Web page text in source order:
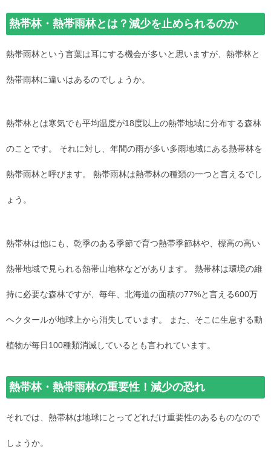
熱帯林・熱帯雨林とは？減少を止められるのか
熱帯雨林という言葉は耳にする機会が多いと思いますが、熱帯林と
熱帯雨林に違いはあるのでしょうか。
熱帯林とは寒気でも平均温度が18度以上の熱帯地域に分布する森林
のことです。 それに対し、年間の雨が多い多雨地域にある熱帯林を
熱帯雨林と呼びます。 熱帯雨林は熱帯林の種類の一つと言えるでし
ょう。
熱帯林は他にも、乾季のある季節で育つ熱帯季節林や、標高の高い
熱帯地域で見られる熱帯山地林などがあります。 熱帯林は環境の維
持に必要な森林ですが、毎年、北海道の面積の77%と言える600万
ヘクタールが地球上から消失しています。 また、そこに生息する動
植物が毎日100種類消滅しているとも言われています。
熱帯林・熱帯雨林の重要性！減少の恐れ
それでは、熱帯林は地球にとってどれだけ重要性のあるものなので
しょうか。